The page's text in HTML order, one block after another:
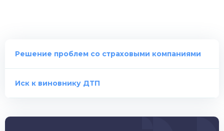
Решение проблем cо страховыми компаниями
Иск к виновнику ДТП